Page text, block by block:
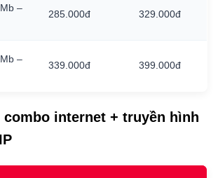
–
285.000đ 329.000đ
–
339.000đ 399.000đ
internet + truyền hình